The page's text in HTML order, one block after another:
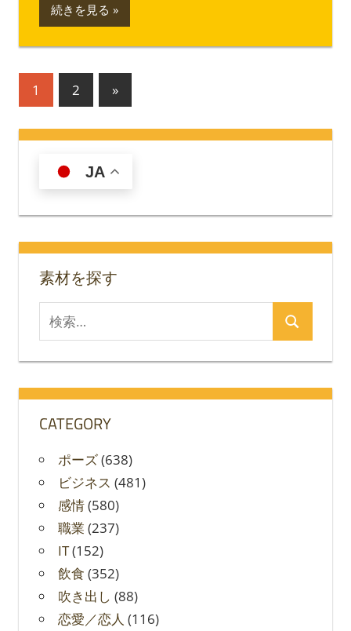
続きを見る
投
の
ー
ジ
送
り
1 2
次
の
記
»
JA
素材を探す
索
対
検
CATEGORY
ポーズ(638)
ビジネス (481)
感情(580)
職業 (237)
IT(152)
飲食 (352)
吹き出し (88)
恋愛／恋人 (116)